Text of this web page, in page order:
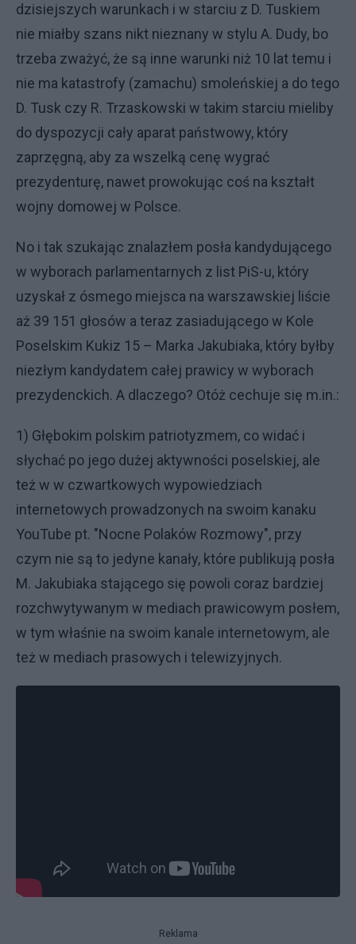
dzisiejszych warunkach i w starciu z D. Tuskiem
nie miałby szans nikt nieznany w stylu A. Dudy, bo
trzeba zważyć, że są inne warunki niż 10 lat temu i
nie ma katastrofy (zamachu) smoleńskiej a do tego
D. Tusk czy R. Trzaskowski w takim starciu mieliby
do dyspozycji cały aparat państwowy, który
zaprzęgną, aby za wszelką cenę wygrać
prezydenturę, nawet prowokując coś na kształt
wojny domowej w Polsce.
No i tak szukając znalazłem posła kandydującego
w wyborach parlamentarnych z list PiS-u, który
uzyskał z ósmego miejsca na warszawskiej liście
aż 39 151 głosów a teraz zasiadującego w Kole
Poselskim Kukiz 15 – Marka Jakubiaka, który byłby
niezłym kandydatem całej prawicy w wyborach
prezydenckich. A dlaczego? Otóż cechuje się m.in.:
1) Głębokim polskim patriotyzmem, co widać i
słychać po jego dużej aktywności poselskiej, ale
też w w czwartkowych wypowiedziach
internetowych prowadzonych na swoim kanaku
YouTube pt. "Nocne Polaków Rozmowy", przy
czym nie są to jedyne kanały, które publikują posła
M. Jakubiaka stającego się powoli coraz bardziej
rozchwytywanym w mediach prawicowym posłem,
w tym właśnie na swoim kanale internetowym, ale
też w mediach prasowych i telewizyjnych.
Reklama